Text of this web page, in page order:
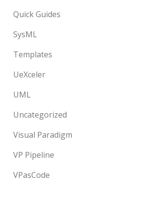
Quick Guides
SysML
Templates
UeXceler
UML
Uncategorized
Visual Paradigm
VP Pipeline
VPasCode